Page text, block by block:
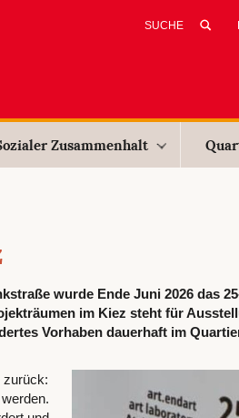
Zusammenhalt
wurde Ende Juni 2026 das
im Kiez steht für
Vorhaben dauerhaft im
zurück: